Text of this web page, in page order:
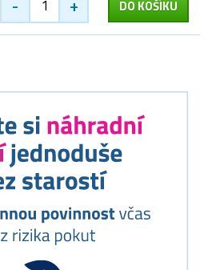
- + DO KOŠÍKU